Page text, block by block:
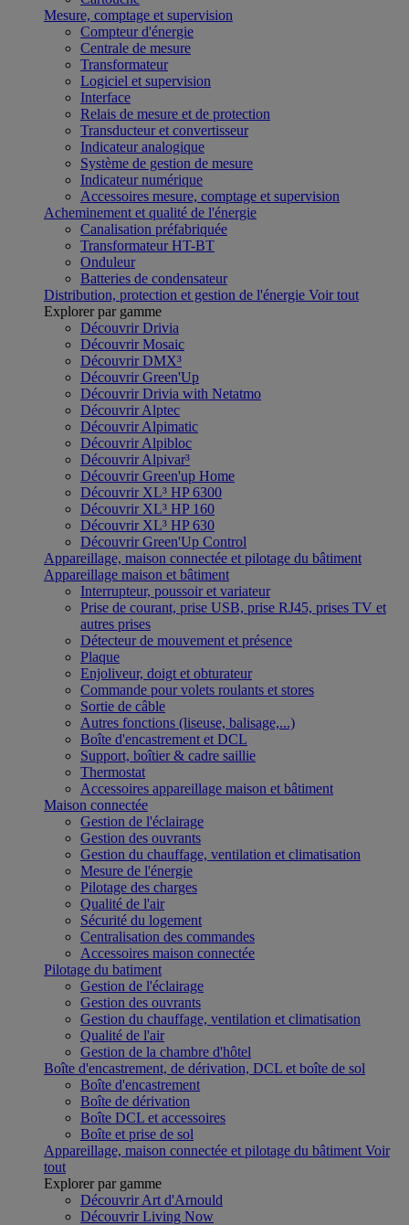
Mesure, comptage et supervision
Compteur d'énergie
Centrale de mesure
Transformateur
Logiciel et supervision
Interface
Relais de mesure et de protection
Transducteur et convertisseur
Indicateur analogique
Système de gestion de mesure
Indicateur numérique
Accessoires mesure, comptage et supervision
Acheminement et qualité de l'énergie
Canalisation préfabriquée
Transformateur HT-BT
Onduleur
Batteries de condensateur
Distribution, protection et gestion de l'énergie Voir tout
Explorer par gamme
Découvrir Drivia
Découvrir Mosaic
Découvrir DMX³
Découvrir Green'Up
Découvrir Drivia with Netatmo
Découvrir Alptec
Découvrir Alpimatic
Découvrir Alpibloc
Découvrir Alpivar³
Découvrir Green'up Home
Découvrir XL³ HP 6300
Découvrir XL³ HP 160
Découvrir XL³ HP 630
Découvrir Green'Up Control
Appareillage, maison connectée et pilotage du bâtiment
Appareillage maison et bâtiment
Interrupteur, poussoir et variateur
Prise de courant, prise USB, prise RJ45, prises TV et
autres prises
Détecteur de mouvement et présence
Plaque
Enjoliveur, doigt et obturateur
Commande pour volets roulants et stores
Sortie de câble
Autres fonctions (liseuse, balisage,...)
Boîte d'encastrement et DCL
Support, boîtier & cadre saillie
Thermostat
Accessoires appareillage maison et bâtiment
Maison connectée
Gestion de l'éclairage
Gestion des ouvrants
Gestion du chauffage, ventilation et climatisation
Mesure de l'énergie
Pilotage des charges
Qualité de l'air
Sécurité du logement
Centralisation des commandes
Accessoires maison connectée
Pilotage du batiment
Gestion de l'éclairage
Gestion des ouvrants
Gestion du chauffage, ventilation et climatisation
Qualité de l'air
Gestion de la chambre d'hôtel
Boîte d'encastrement, de dérivation, DCL et boîte de sol
Boîte d'encastrement
Boîte de dérivation
Boîte DCL et accessoires
Boîte et prise de sol
Appareillage, maison connectée et pilotage du bâtiment Voir
tout
Explorer par gamme
Découvrir Art d'Arnould
Découvrir Living Now